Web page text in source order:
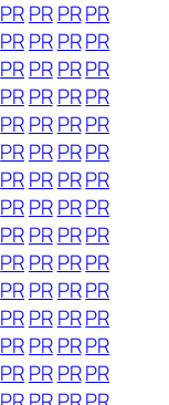
PRPR PRPR
PRPR PRPR
PRPR PRPR
PRPR PRPR
PRPR PRPR
PRPR PRPR
PRPR PRPR
PRPR PRPR
PRPR PRPR
PRPR PRPR
PRPR PRPR
PRPR PRPR
PRPR PRPR
PRPR PRPR